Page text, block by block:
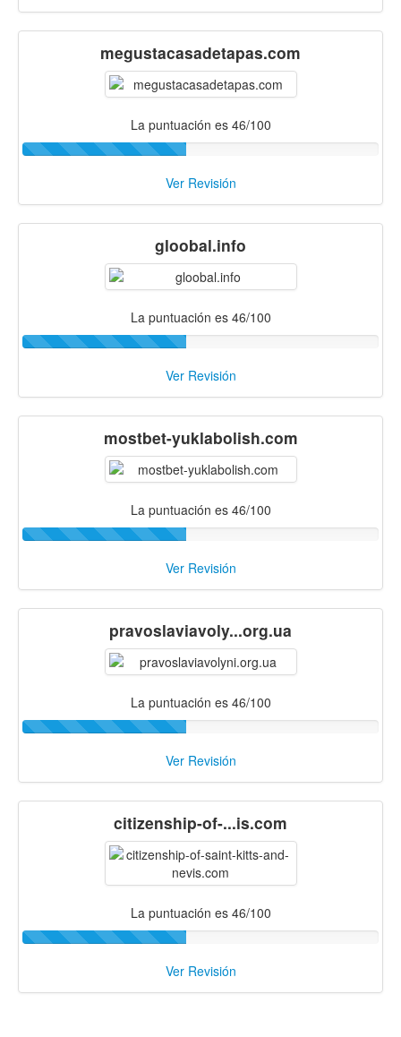
megustacasadetapas.com
La puntuación es 46/100
Ver Revisión
gloobal.info
La puntuación es 46/100
Ver Revisión
mostbet-yuklabolish.com
La puntuación es 46/100
Ver Revisión
pravoslaviavoly...org.ua
La puntuación es 46/100
Ver Revisión
citizenship-of-...is.com
La puntuación es 46/100
Ver Revisión